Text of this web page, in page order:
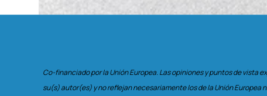
Co-financiado por la Unión Europea. Las opiniones y puntos de vista
su(s) autor(es) y no reflejan necesariamente los de la Unión Europea